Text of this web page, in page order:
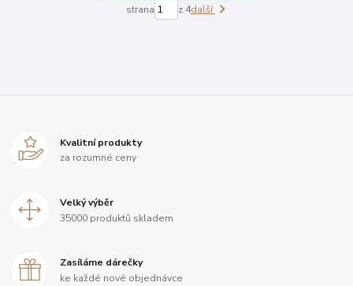
strana z 4další
Kvalitní produkty
za rozumné ceny
Velký výběr
35000 produktů skladem
Zasíláme dárečky
ke každé nové objednávce